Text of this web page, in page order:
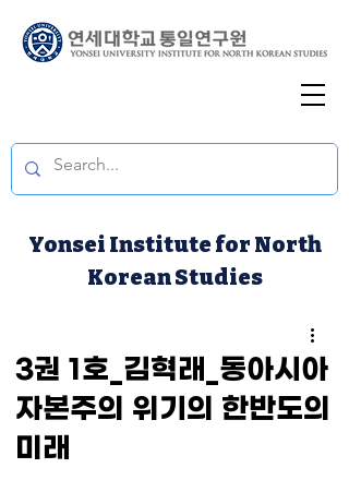
Yonsei Institute for North
Korean Studies
3권 1호_김혁래_동아시아
자본주의 위기의 한반도의
미래